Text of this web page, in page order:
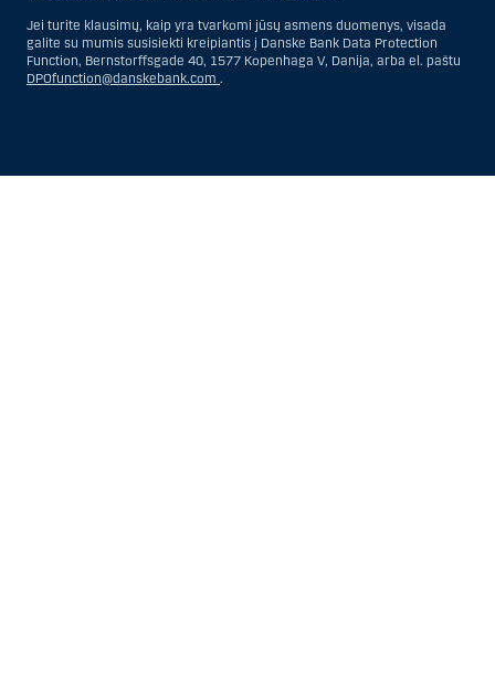
Jei turite klausimų, kaip yra tvarkomi jūsų asmens duomenys, visada
galite su mumis susisiekti kreipiantis į Danske Bank Data Protection
Function, Bernstorffsgade 40, 1577 Kopenhaga V, Danija, arba el. paštu
DPOfunction@danskebank.com .